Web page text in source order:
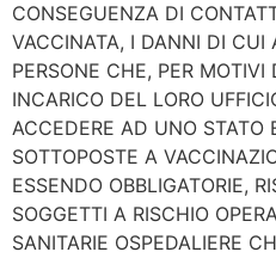
CONSEGUENZA DI
VACCINATA, I DANNI DI CUI
PERSONE CHE, PER MOTIVI
INCARICO DEL LORO
ACCEDERE AD UNO STATO
SOTTOPOSTE A
ESSENDO OBBLIGATORIE,
SOGGETTI A RISCHIO
SANITARIE OSPEDALIERE